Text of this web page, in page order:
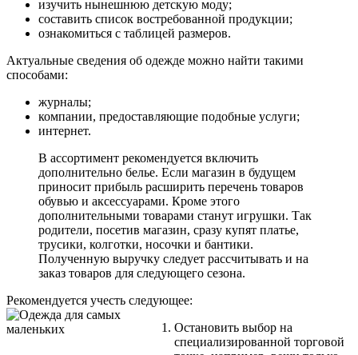
изучить нынешнюю детскую моду;
составить список востребованной продукции;
ознакомиться с таблицей размеров.
Актуальные сведения об одежде можно найти такими
способами:
журналы;
компании, предоставляющие подобные услуги;
интернет.
В ассортимент рекомендуется включить
дополнительно белье. Если магазин в будущем
приносит прибыль расширить перечень товаров
обувью и аксессуарами. Кроме этого
дополнительными товарами станут игрушки. Так
родители, посетив магазин, сразу купят платье,
трусики, колготки, носочки и бантики.
Полученную выручку следует рассчитывать и на
заказ товаров для следующего сезона.
Рекомендуется учесть следующее:
Остановить выбор на
специализированной торговой